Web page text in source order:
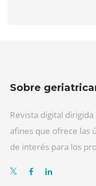
Sobre
Revista digital
afines que ofrece las
de interés para los